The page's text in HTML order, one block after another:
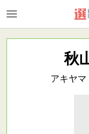
秋
アキヤマ